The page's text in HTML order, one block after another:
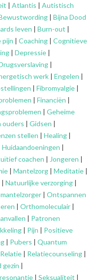
| Atlantis | Autistisch
| Bijna Dood
leven | Burn-out |
pijn | Coaching | Cognitieve
| Depressie |
|
werk | Engelen |
| Fibromyalgie |
| Financiën |
| Geheime
ouders | Gidsen |
stellen | Healing |
Huidaandoeningen |
coachen | Jongeren |
| Mantelzorg | Meditatie |
| Natuurlijke verzorging |
mantelzorger | Ontspannen
| Orthomoleculair |
| Patronen
| Pijn | Positieve
| Pubers | Quantum
Relatie | Relatiecounseling |
gezin |
| Seksualiteit |